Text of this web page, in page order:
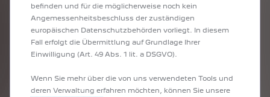
befinden und für die möglicherweise noch kein
Angemessenheitsbeschluss der zuständigen
europäischen Datenschutzbehörden vorliegt. In diesem
Fall erfolgt die Übermittlung auf Grundlage Ihrer
Einwilligung (Art. 49 Abs. 1 lit. a DSGVO).
Wenn Sie mehr über die von uns verwendeten Tools und
deren Verwaltung erfahren möchten, können Sie unsere